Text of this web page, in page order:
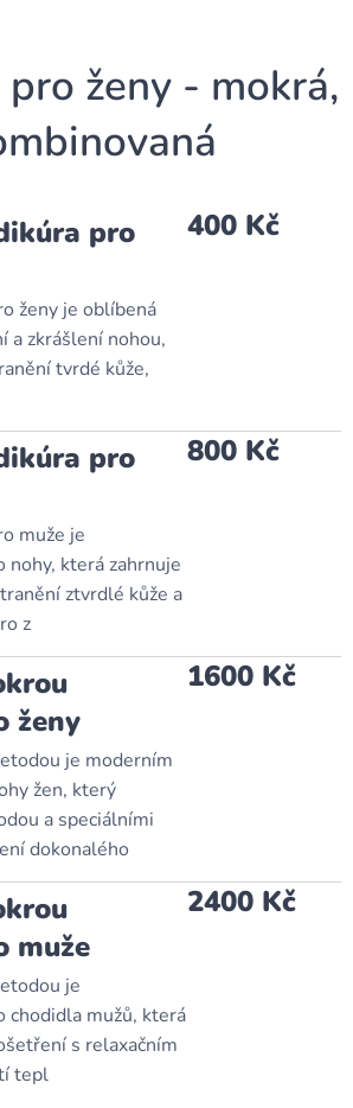
ženy - mokrá,
pro
ženy je oblíbená
a zkrášlení nohou,
tvrdé kůže,
400 Kč
pro
muže je
nohy, která zahrnuje
ztvrdlé kůže a
z
800 Kč
ženy
je moderním
žen, který
a speciálními
dokonalého
1600 Kč
muže
je
chodidla mužů, která
s relaxačním
tepl
2400 Kč